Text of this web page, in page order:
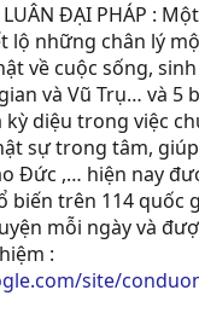
ĐẠI PHÁP :
những chân lý
về cuộc sống,
và Vũ Trụ… và 5
kỳ diệu trong việc
sự trong tâm,
Ðức ,… hiện nay
biến trên 114 quốc
mỗi ngày và
:
site/